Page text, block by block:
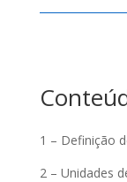
1 – Definição
2 – Unidades